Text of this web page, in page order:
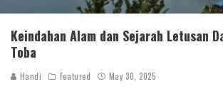
Keindahan Alam dan Sejarah Letusan
Toba
Handi Featured May 30, 2025